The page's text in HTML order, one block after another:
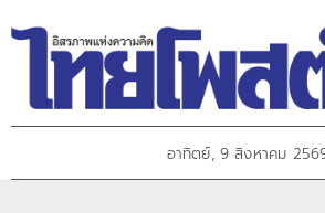
อาทิตย์, 9 สิงหาคม